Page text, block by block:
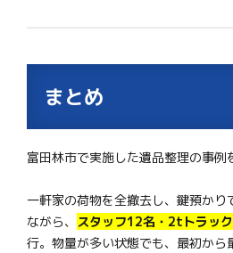
まとめ
富田林市で実施した遺品整理の事例
一軒家の荷物を全撤去し、鍵預かり
ながら、
スタッフ12名・2tトラッ
行。物量が多い状態でも、最初から